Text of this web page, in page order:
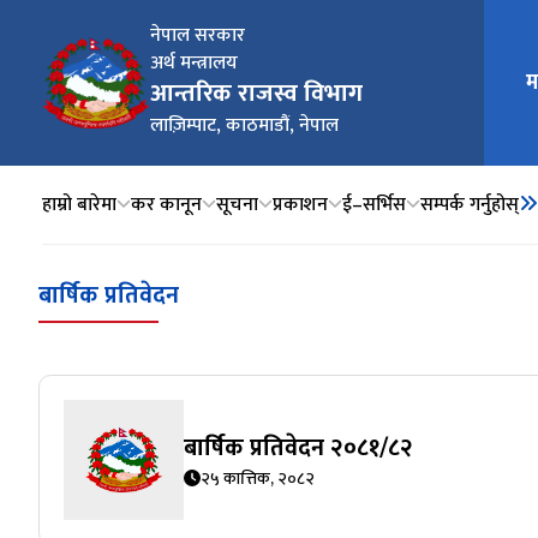
नेपाल सरकार
अर्थ मन्त्रालय
आन्तरिक राजस्व विभाग
लाज़िम्पाट, काठमाडौं, नेपाल
मुख्य
हाम्रो बारेमा कर कानून सूचना प्रकाशन ई–सर्भिस सम्पर्क गर्नुहोस्
बार्षिक प्रतिवेदन
बार्षिक प्रतिवेदन २०८१/८२
२५ कात्तिक, २०८२